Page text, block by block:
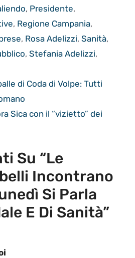
, Presidente,
, Regione Campania,
, Rosa Adelizzi, Sanità,
, Stefania Adelizzi,
di Coda di Volpe: Tutti
Sica con il “vizietto” dei
Su “Le
Incontrano
Si Parla
E Di Sanità”